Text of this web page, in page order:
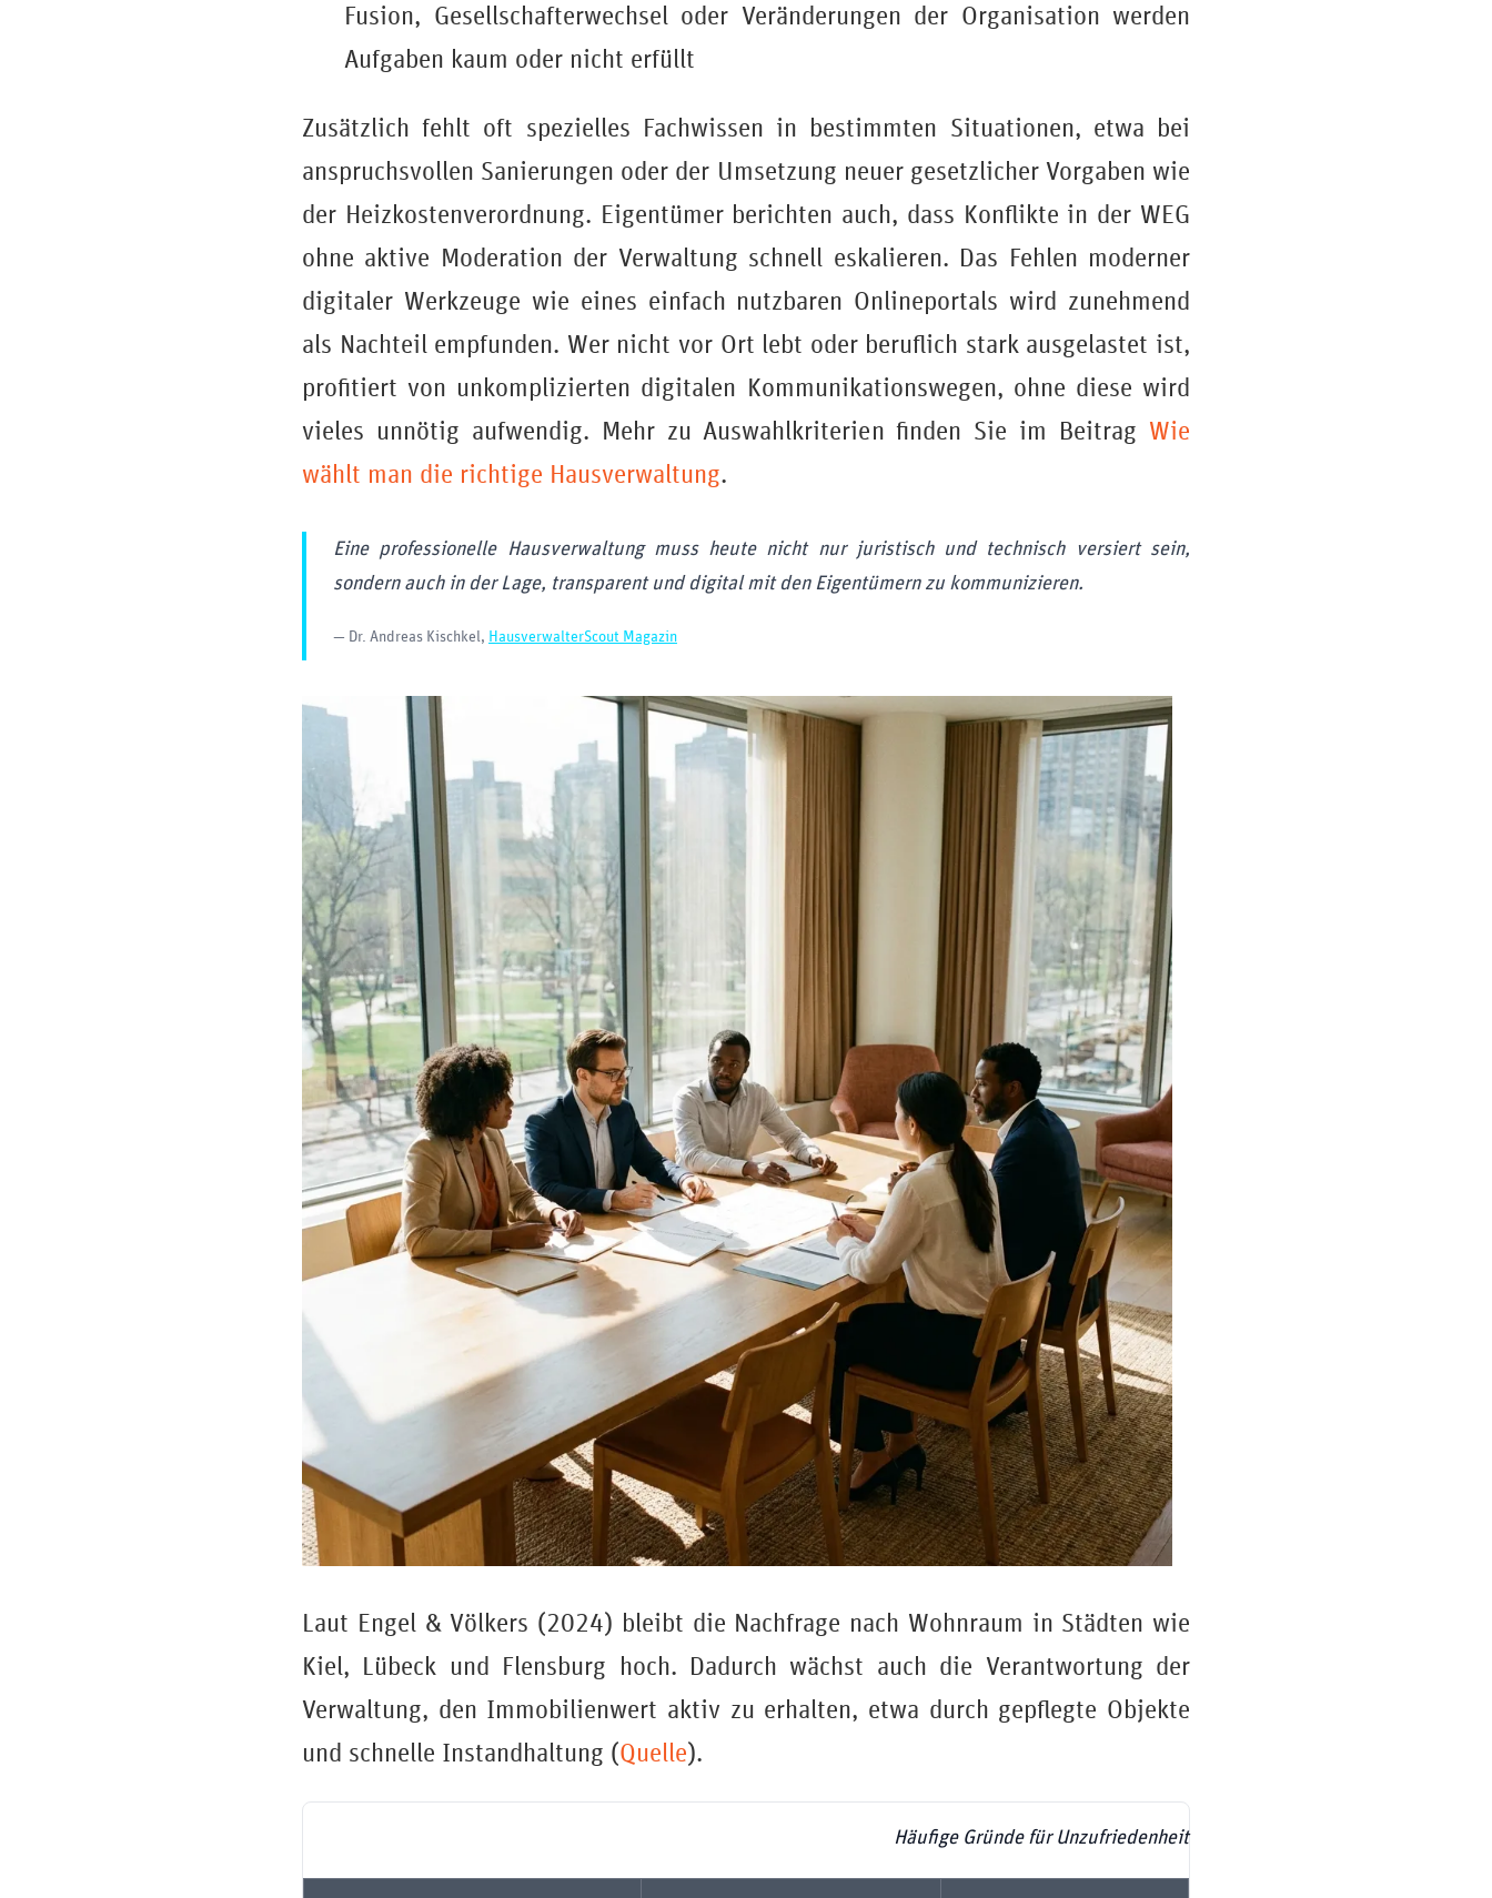
Fusion, Gesellschafterwechsel oder Veränderungen der Organisation werden
Aufgaben kaum oder nicht erfüllt
Zusätzlich fehlt oft spezielles Fachwissen in bestimmten Situationen, etwa bei
anspruchsvollen Sanierungen oder der Umsetzung neuer gesetzlicher Vorgaben wie
der Heizkostenverordnung. Eigentümer berichten auch, dass Konflikte in der WEG
ohne aktive Moderation der Verwaltung schnell eskalieren. Das Fehlen moderner
digitaler Werkzeuge wie eines einfach nutzbaren Onlineportals wird zunehmend
als Nachteil empfunden. Wer nicht vor Ort lebt oder beruflich stark ausgelastet ist,
profitiert von unkomplizierten digitalen Kommunikationswegen, ohne diese wird
vieles unnötig aufwendig. Mehr zu Auswahlkriterien finden Sie im Beitrag Wie
wählt man die richtige Hausverwaltung.
Eine professionelle Hausverwaltung muss heute nicht nur juristisch und technisch versiert sein,
sondern auch in der Lage, transparent und digital mit den Eigentümern zu kommunizieren.
— Dr. Andreas Kischkel, HausverwalterScout Magazin
Laut Engel & Völkers (2024) bleibt die Nachfrage nach Wohnraum in Städten wie
Kiel, Lübeck und Flensburg hoch. Dadurch wächst auch die Verantwortung der
Verwaltung, den Immobilienwert aktiv zu erhalten, etwa durch gepflegte Objekte
und schnelle Instandhaltung (Quelle).
Häufige Gründe für Unzufriedenheit